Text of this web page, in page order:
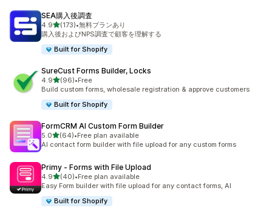
SEA購入後調査
4.95つ星中
(173)
合計レビュー数：173件
•無料プランあり
購入後およびNPS調査で顧客を理解する
Built for Shopify
SureCust Forms Builder, Locks
4.95つ星中
(96)
合計レビュー数：96件
•Free
Build custom forms, wholesale registration & approve customers
Built for Shopify
FormCRM AI Custom Form Builder
5.05つ星中
(64)
合計レビュー数：64件
•Free plan available
AI contact form builder with file upload for any custom forms
Primy ‑ Forms with File Upload
4.95つ星中
(40)
合計レビュー数：40件
•Free plan available
Easy Form builder with file upload for any contact forms, AI
Built for Shopify